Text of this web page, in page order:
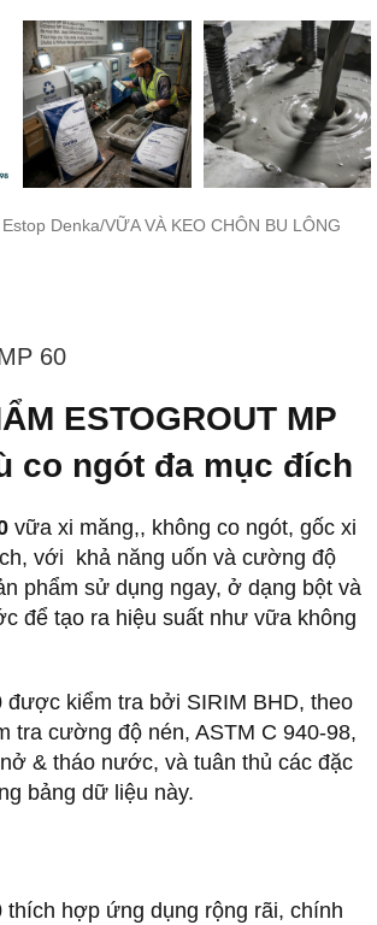
Denka/VỮA VÀ KEO CHÔN BU LÔNG
60
ESTOGROUT MP
co ngót đa mục đích
vữa xi măng,, không co ngót, gốc xi
với khả năng uốn và cường độ
phẩm sử dụng ngay, ở dạng bột và
để tạo ra hiệu suất như vữa không
được kiểm tra bởi SIRIM BHD, theo
tra cường độ nén, ASTM C 940-98,
& tháo nước, và tuân thủ các đặc
bảng dữ liệu này.
thích hợp ứng dụng rộng rãi, chính